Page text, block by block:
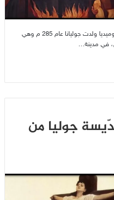
صورة وقصة القدّيسة جوليانا من نيقوميديا ولدت جوليانا عام 285 م وهي
في مدينة…
جوليا من